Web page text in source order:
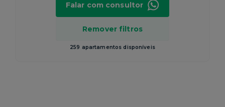
Remover filtros
259 apartamentos disponíveis
Falar com consultor